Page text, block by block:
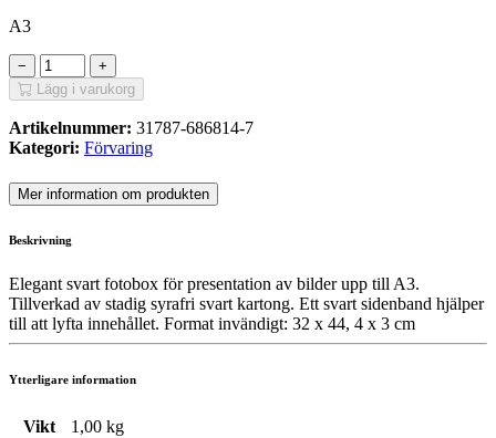
A3
−
+
Lägg i varukorg
Artikelnummer: 31787-686814-7
Kategori: Förvaring
Mer information om produkten
Beskrivning
Elegant svart fotobox för presentation av bilder upp till A3.
Tillverkad av stadig syrafri svart kartong. Ett svart sidenband hjälper
till att lyfta innehållet. Format invändigt: 32 x 44, 4 x 3 cm
Ytterligare information
Vikt 1,00 kg